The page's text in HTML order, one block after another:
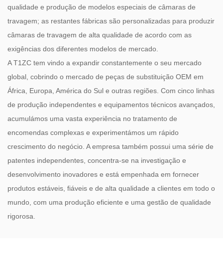
qualidade e produção de modelos especiais de câmaras de
travagem; as restantes fábricas são personalizadas para produzir
câmaras de travagem de alta qualidade de acordo com as
exigências dos diferentes modelos de mercado.
A T1ZC tem vindo a expandir constantemente o seu mercado
global, cobrindo o mercado de peças de substituição OEM em
África, Europa, América do Sul e outras regiões. Com cinco linhas
de produção independentes e equipamentos técnicos avançados,
acumulámos uma vasta experiência no tratamento de
encomendas complexas e experimentámos um rápido
crescimento do negócio. A empresa também possui uma série de
patentes independentes, concentra-se na investigação e
desenvolvimento inovadores e está empenhada em fornecer
produtos estáveis, fiáveis ​​e de alta qualidade a clientes em todo o
mundo, com uma produção eficiente e uma gestão de qualidade
rigorosa.